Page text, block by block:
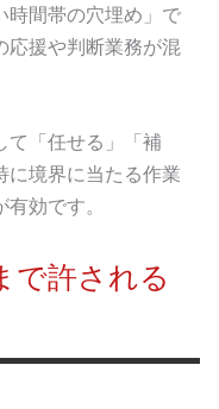
時間帯の穴埋め」で
応援や判断業務が混
て「任せる」「補
に境界に当たる作業
効です。
で許される